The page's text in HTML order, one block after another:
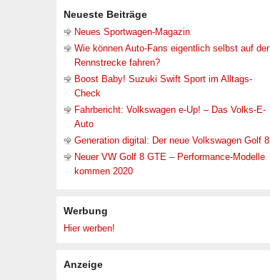
Neueste Beiträge
Neues Sportwagen-Magazin
Wie können Auto-Fans eigentlich selbst auf der
Rennstrecke fahren?
Boost Baby! Suzuki Swift Sport im Alltags-
Check
Fahrbericht: Volkswagen e-Up! – Das Volks-E-
Auto
Generation digital: Der neue Volkswagen Golf 8
Neuer VW Golf 8 GTE – Performance-Modelle
kommen 2020
Werbung
Hier werben!
Anzeige